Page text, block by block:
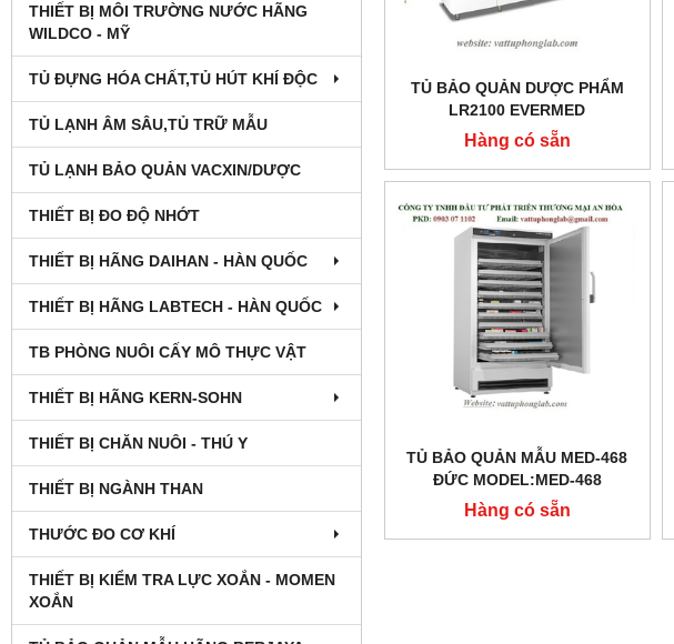
THIẾT BỊ MÔI TRƯỜNG NƯỚC HÃNG
WILDCO - MỸ
TỦ ĐỰNG HÓA CHẤT,TỦ HÚT KHÍ ĐỘC
TỦ LẠNH ÂM SÂU,TỦ TRỮ MẪU
TỦ LẠNH BẢO QUẢN VACXIN/DƯỢC
THIẾT BỊ ĐO ĐỘ NHỚT
THIẾT BỊ HÃNG DAIHAN - HÀN QUỐC
THIẾT BỊ HÃNG LABTECH - HÀN QUỐC
TB PHÒNG NUÔI CẤY MÔ THỰC VẬT
THIẾT BỊ HÃNG KERN-SOHN
THIẾT BỊ CHĂN NUÔI - THÚ Y
THIẾT BỊ NGÀNH THAN
THƯỚC ĐO CƠ KHÍ
THIẾT BỊ KIỂM TRA LỰC XOẮN - MOMEN
XOẮN
TỦ BẢO QUẢN DƯỢC PHẨM
LR2100 EVERMED
MODEL:LR2100
Hàng có sẵn
TỦ BẢO QUẢN MẪU MED-468
ĐỨC MODEL:MED-468
Hàng có sẵn